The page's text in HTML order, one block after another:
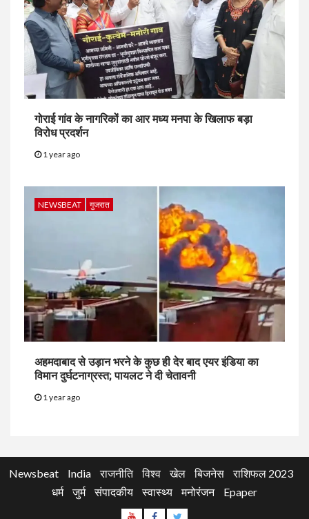
गोराई गांव के नागरिकों का आर मध्य मनपा के खिलाफ बड़ा
विरोध प्रदर्शन
1 year ago
NEWSBEAT गुजरात
अहमदाबाद से उड़ान भरने के कुछ ही देर बाद एयर इंडिया का
विमान दुर्घटनाग्रस्त; पायलट ने दी चेतावनी
1 year ago
Newsbeat India राजनीति विश्व खेल बिजनेस
राशिफल 2023
धर्म
जुर्म संपादकीय स्वास्थ्य मनोरंजन Epaper